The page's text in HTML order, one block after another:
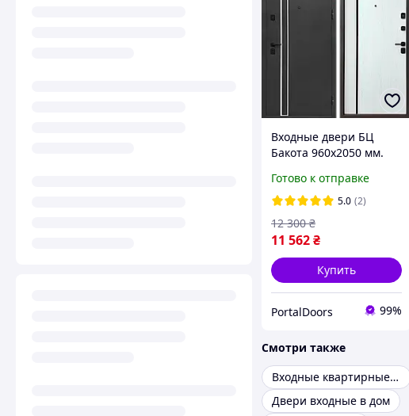
Входные двери БЦ
Бакота 960x2050 мм.
двери на улицу и
квартиру
Готово к отправке
5.0 (2)
11 562₴
12 300 ₴
Купить
PortalDoors 99%
Смотри также
Входные квартирные двери
Двери входные в дом